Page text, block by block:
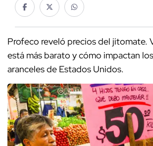
Profeco reveló precios del jitomate.
está más barato y cómo impactan
aranceles de Estados Unidos.